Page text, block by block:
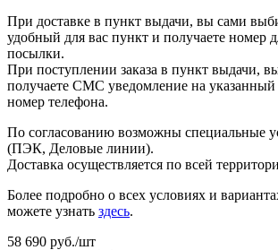
При доставке в пункт выдачи, вы сами
удобный для вас пункт и получаете номер
посылки.
При поступлении заказа в пункт выдачи,
получаете СМС уведомление на
номер телефона.
По согласованию возможны специальные
(ПЭК, Деловые линии).
Доставка осуществляется по всей
Более подробно о всех условиях и
можете узнать здесь.
58 690 руб./шт